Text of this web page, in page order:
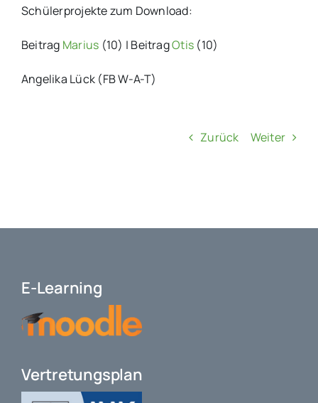
Schülerprojekte zum Download:
Beitrag Marius (10) | BeitragOtis (10)
Angelika Lück (FB W-A-T)
Zurück Weiter
E-Learning
Vertretungsplan